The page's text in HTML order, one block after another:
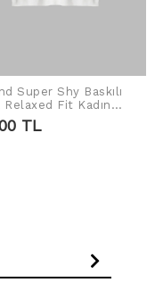
SEPETE EKLE
Super Shy Baskılı
Relaxed Fit Kadın
TL